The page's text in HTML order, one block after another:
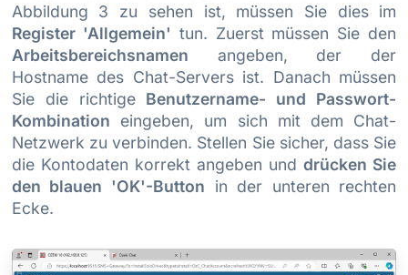
Abbildung 3 zu sehen ist, müssen Sie dies im
Register 'Allgemein' tun. Zuerst müssen Sie den
Arbeitsbereichsnamen angeben, der der
Hostname des Chat-Servers ist. Danach müssen
Sie die richtige Benutzername- und Passwort-
Kombination eingeben, um sich mit dem Chat-
Netzwerk zu verbinden. Stellen Sie sicher, dass Sie
die Kontodaten korrekt angeben unddrücken Sie
den blauen 'OK'-Button in der unteren rechten
Ecke.